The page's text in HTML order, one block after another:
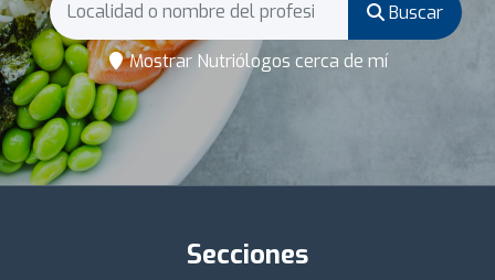
Buscar
Mostrar Nutriólogos cerca de mí
Secciones